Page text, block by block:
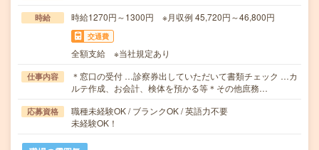
時給 時給1270円～1300円 ※月収例 45,720円～46,800円
交通費
全額支給 ※当社規定あり
仕事内容
＊窓口の受付 …診察券出していただいて書類チェック …カ
ルテ作成、お会計、検体を預かる等＊その他庶務…
応募資格
職種未経験OK / ブランクOK / 英語力不要
未経験OK！